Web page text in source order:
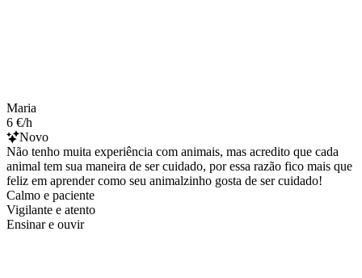
Maria
6 €/h
Novo
Não tenho muita experiência com animais, mas acredito que cada
animal tem sua maneira de ser cuidado, por essa razão fico mais que
feliz em aprender como seu animalzinho gosta de ser cuidado!
Calmo e paciente
Vigilante e atento
Ensinar e ouvir